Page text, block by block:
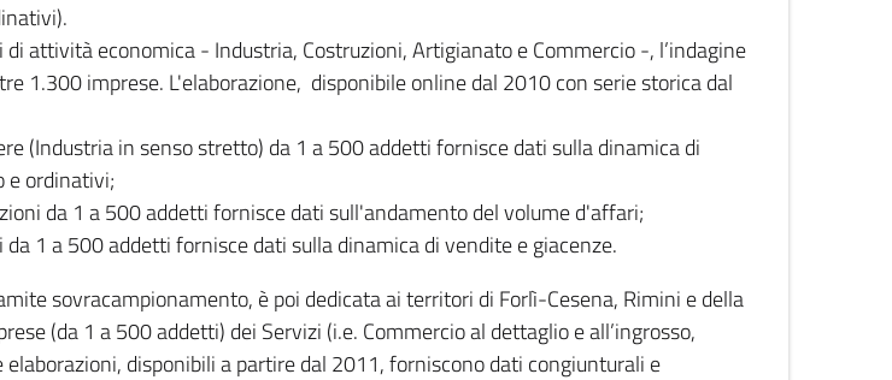
attività economica - Industria, Costruzioni, Artigianato e Commercio -, l’indagine
1.300 imprese. L'elaborazione, disponibile online dal 2010 con serie storica dal
(Industria in senso stretto) da 1 a 500 addetti fornisce dati sulla dinamica di
e ordinativi;
da 1 a 500 addetti fornisce dati sull'andamento del volume d'affari;
1 a 500 addetti fornisce dati sulla dinamica di vendite e giacenze.
sovracampionamento, è poi dedicata ai territori di Forlì-Cesena, Rimini e della
(da 1 a 500 addetti) dei Servizi (i.e. Commercio al dettaglio e all’ingrosso,
elaborazioni, disponibili a partire dal 2011, forniscono dati congiunturali e